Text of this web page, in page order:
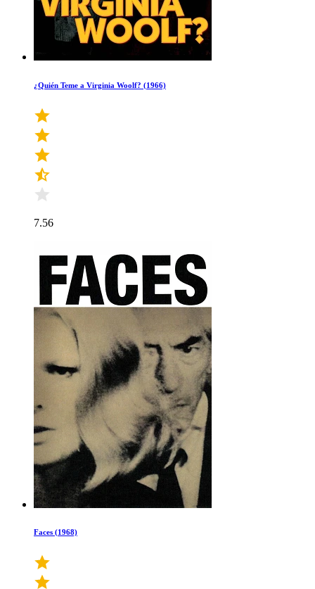
¿Quién Teme a Virginia Woolf? (1966)
7.56
Faces (1968)